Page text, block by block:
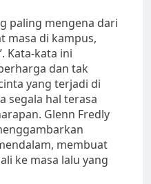
paling mengena dari
masa di kampus,
Kata-kata ini
dan tak
yang terjadi di
segala hal terasa
Glenn Fredly
membuat
ke masa lalu yang